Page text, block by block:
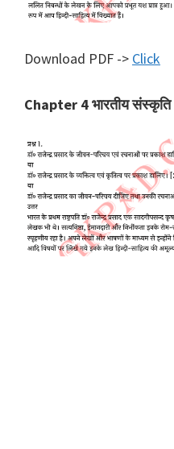
Download PDF -> Click
Chapter 4 भारतीय संस्कृति